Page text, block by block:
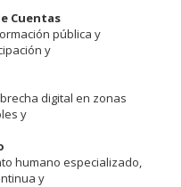
Cuentas
pública y
y
digital en zonas
y
humano especializado,
y